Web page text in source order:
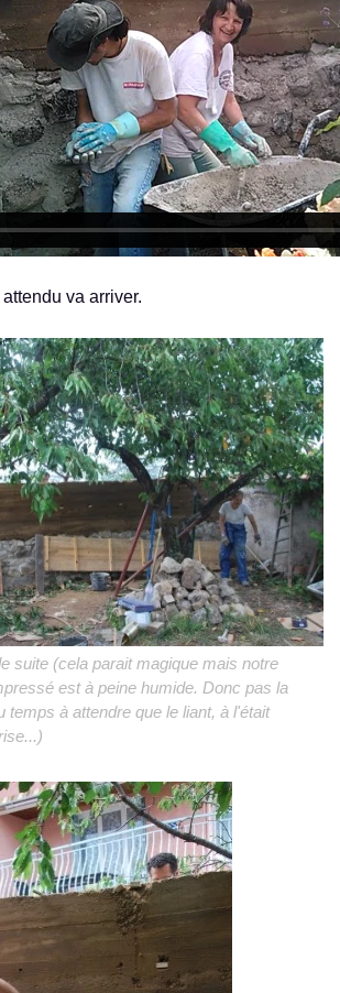
va arriver.
suite (cela parait magique mais notre
est à peine humide. Donc pas la
temps à attendre que le liant, à l'était